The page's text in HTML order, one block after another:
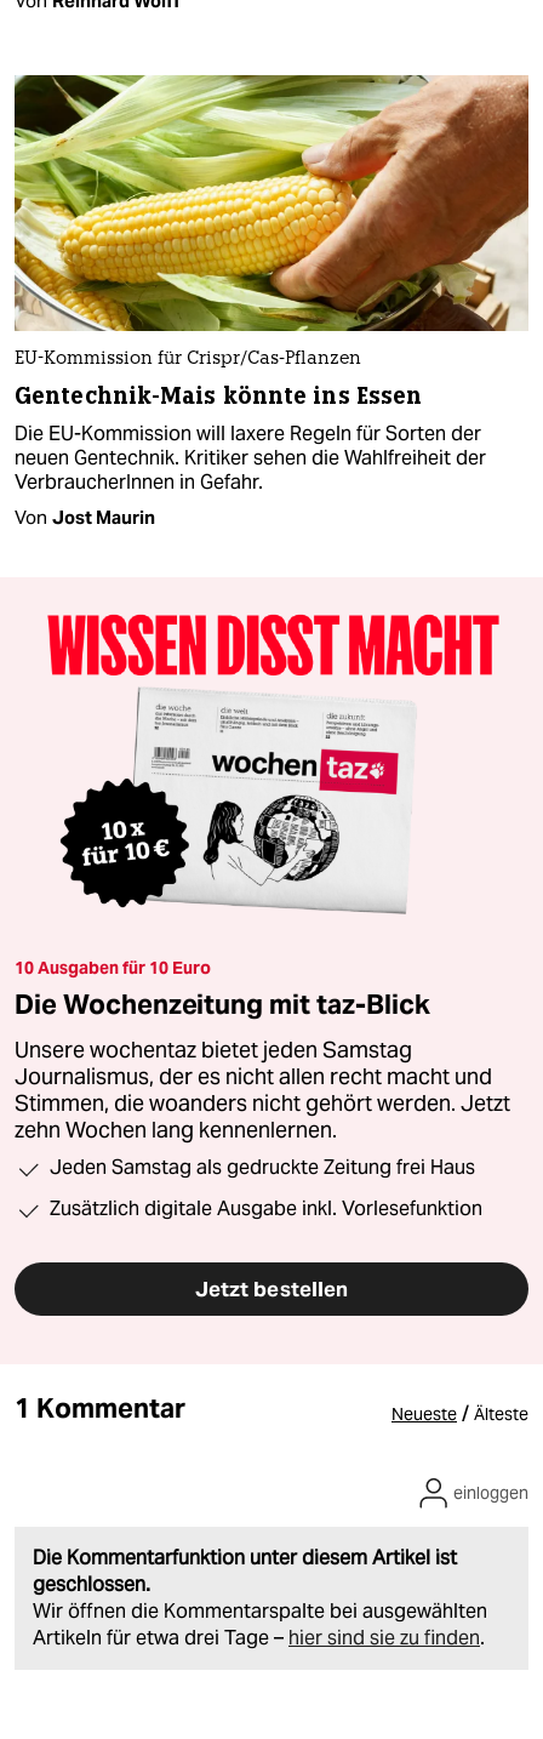
EU-Kommission für Crispr/Cas-Pflanzen
Gentechnik-Mais könnte ins Essen
Die EU-Kommission will laxere Regeln für Sorten der
neuen Gentechnik. Kritiker sehen die Wahlfreiheit der
VerbraucherInnen in Gefahr.
Von Jost Maurin
10 Ausgaben für 10 Euro
Die Wochenzeitung mit taz-Blick
Unsere wochentaz bietet jeden Samstag
Journalismus, der es nicht allen recht macht und
Stimmen, die woanders nicht gehört werden. Jetzt
zehn Wochen lang kennenlernen.
Jeden Samstag als gedruckte Zeitung frei Haus
Zusätzlich digitale Ausgabe inkl. Vorlesefunktion
Jetzt bestellen
1 Kommentar Neueste / Älteste
Die Kommentarfunktion unter diesem Artikel ist
geschlossen.
Wir öffnen die Kommentarspalte bei ausgewählten
Artikeln für etwa drei Tage – hier sind sie zu finden.
einloggen